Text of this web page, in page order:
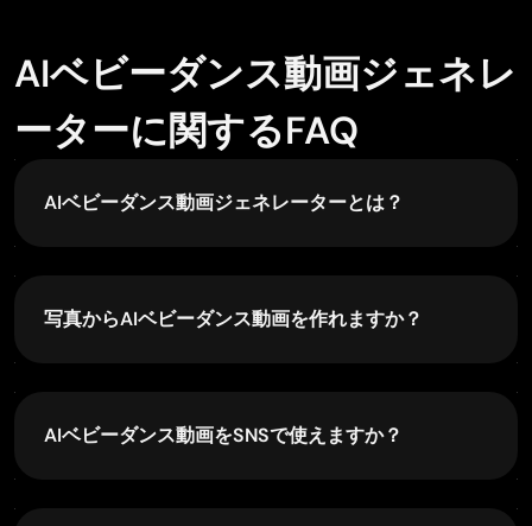
My exprienxe was geat.This compony was good.
Nov 20, 2025
Piclumen is one of the best ai image…
AIベビーダンス動画ジェネレ
ーターに関するFAQ
AIベビーダンス動画ジェネレーターとは？
ションを付けた短い動画に変換する、AI（人工知
能）ベースのツールです。
写真からAIベビーダンス動画を作れますか？
ションを適用して、短いAIベビーダンス動画を生成
できます。はっきりしたポートレート写真を使う
AIベビーダンス動画をSNSで使えますか？